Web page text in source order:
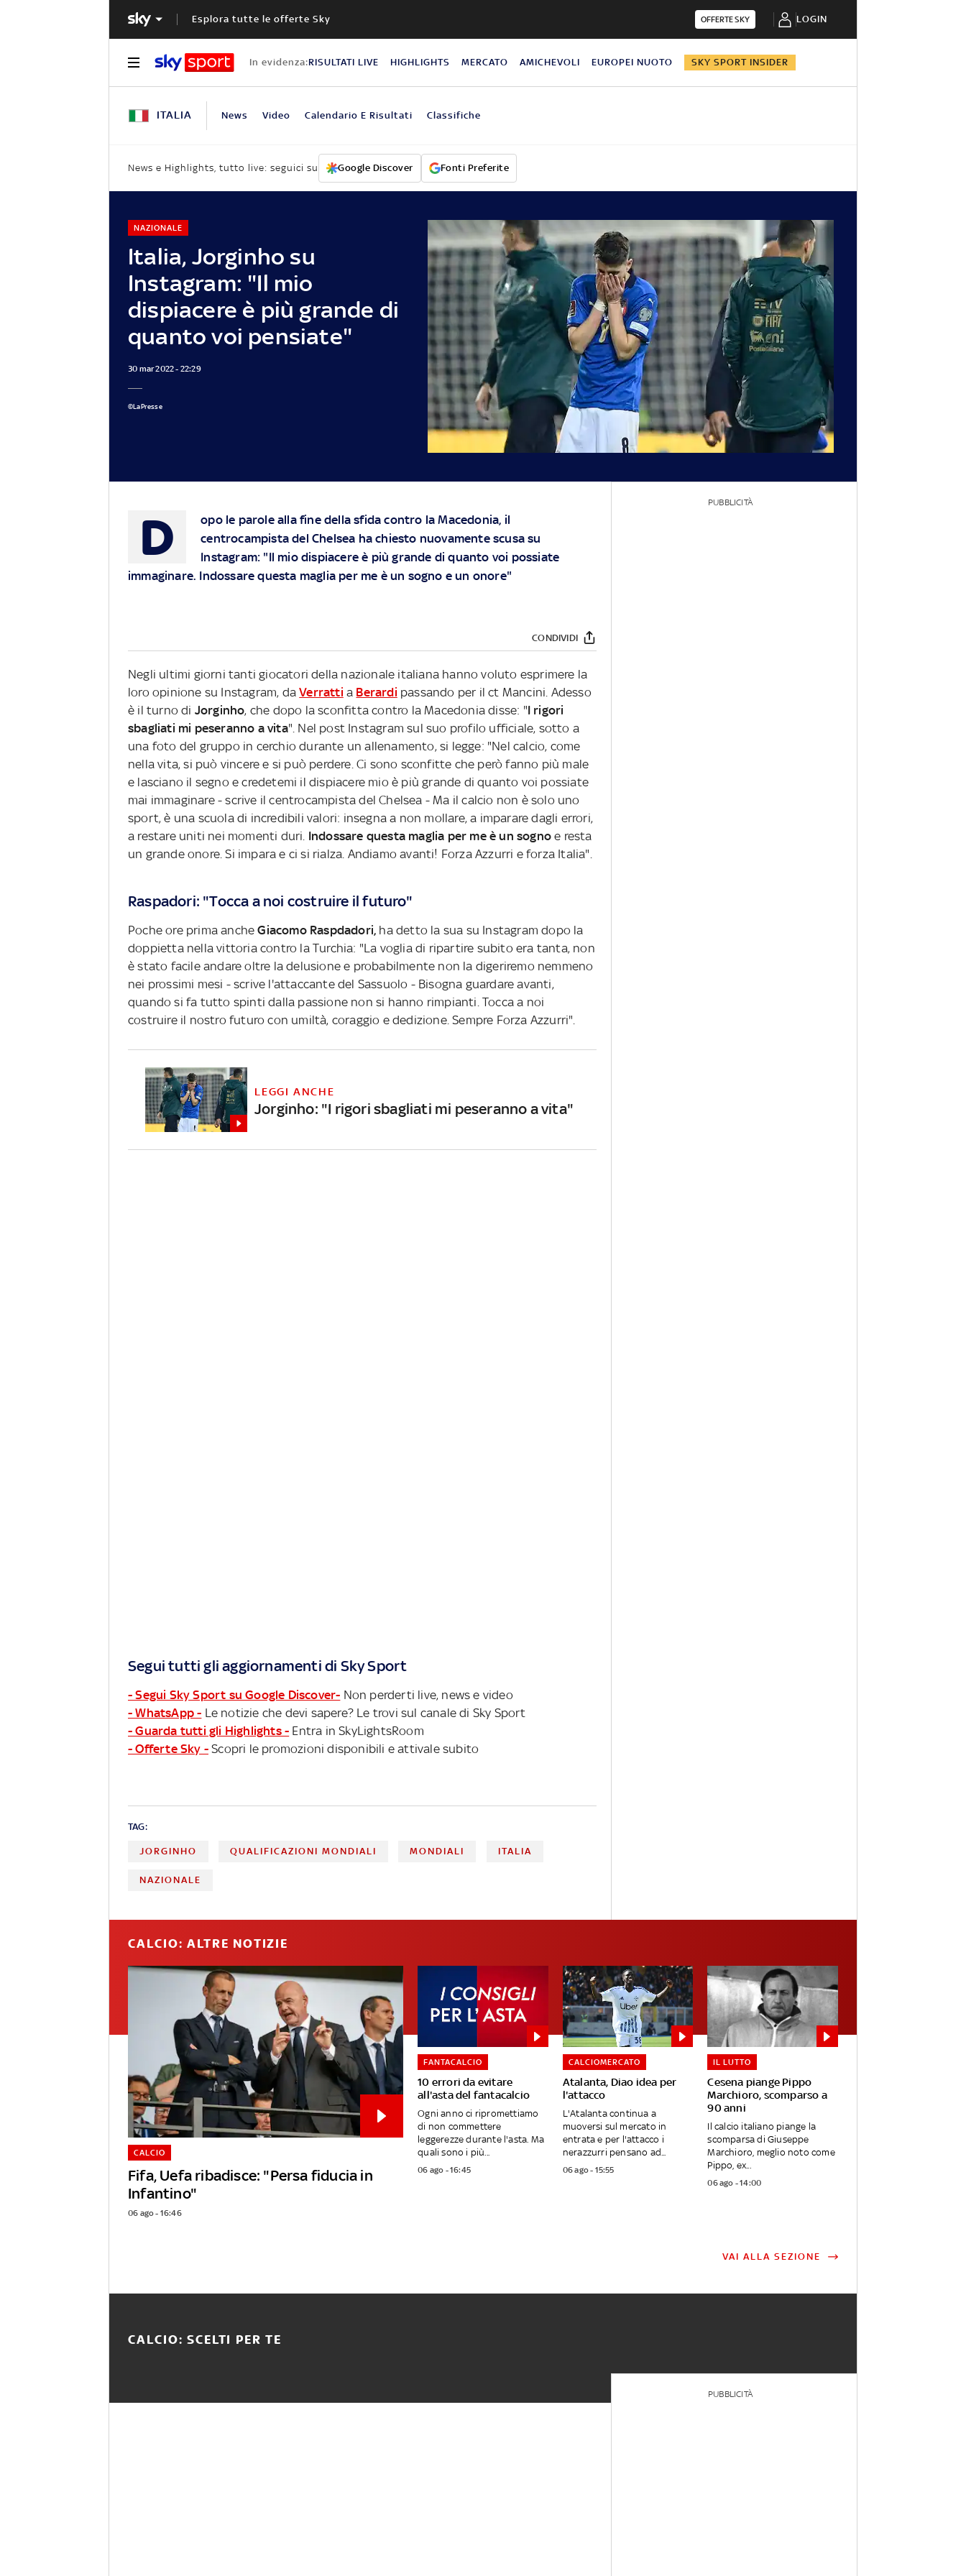
Esplora tutte le offerte Sky OFFERTE SKY LOGIN
In evidenza:RISULTATI LIVE HIGHLIGHTS MERCATO AMICHEVOLI EUROPEI NUOTO SKY SPORT INSIDER
ITALIA News Video Calendario E Risultati Classifiche
News e Highlights, tutto live: seguici su Google Discover Fonti Preferite
Italia, Jorginho su
Instagram: "Il mio
dispiacere è più grande di
quanto voi pensiate"
NAZIONALE
30 mar 2022 - 22:29
©LaPresse
D
opo le parole alla fine della sfida contro la Macedonia, il
centrocampista del Chelsea ha chiesto nuovamente scusa su
Instagram: "Il mio dispiacere è più grande di quanto voi possiate
immaginare. Indossare questa maglia per me è un sogno e un onore"
CONDIVIDI
Negli ultimi giorni tanti giocatori della nazionale italiana hanno voluto esprimere la
loro opinione su Instagram, daVerratti a Berardi passando per il ct Mancini. Adesso
è il turno di Jorginho, che dopo la sconfitta contro la Macedonia disse: "I rigori
sbagliati mi peseranno a vita". Nel post Instagram sul suo profilo ufficiale, sotto a
una foto del gruppo in cerchio durante un allenamento, si legge: "Nel calcio, come
nella vita, si può vincere e si può perdere. Ci sono sconfitte che però fanno più male
e lasciano il segno e credetemi il dispiacere mio è più grande di quanto voi possiate
mai immaginare - scrive il centrocampista del Chelsea - Ma il calcio non è solo uno
sport, è una scuola di incredibili valori: insegna a non mollare, a imparare dagli errori,
a restare uniti nei momenti duri. Indossare questa maglia per me è un sogno e resta
un grande onore. Si impara e ci si rialza. Andiamo avanti! Forza Azzurri e forza Italia".
Raspadori: "Tocca a noi costruire il futuro"
Poche ore prima ancheGiacomo Raspdadori, ha detto la sua su Instagram dopo la
doppietta nella vittoria contro la Turchia: "La voglia di ripartire subito era tanta, non
è stato facile andare oltre la delusione e probabilmente non la digeriremo nemmeno
nei prossimi mesi - scrive l'attaccante del Sassuolo - Bisogna guardare avanti,
quando si fa tutto spinti dalla passione non si hanno rimpianti. Tocca a noi
costruire il nostro futuro con umiltà, coraggio e dedizione. Sempre Forza Azzurri".
LEGGI ANCHE
Jorginho: "I rigori sbagliati mi peseranno a vita"
Segui tutti gli aggiornamenti di Sky Sport
- Segui Sky Sport su Google Discover- Non perderti live, news e video
- WhatsApp - Le notizie che devi sapere? Le trovi sul canale di Sky Sport
- Guarda tutti gli Highlights - Entra in SkyLightsRoom
- Offerte Sky - Scopri le promozioni disponibili e attivale subito
TAG:
JORGINHO QUALIFICAZIONI MONDIALI MONDIALI ITALIA
NAZIONALE
PUBBLICITÀ
CALCIO: ALTRE NOTIZIE
Fifa, Uefa ribadisce: "Persa fiducia in
Infantino"
CALCIO
06 ago - 16:46
10 errori da evitare
all'asta del fantacalcio
FANTACALCIO
Ogni anno ci ripromettiamo
di non commettere
leggerezze durante l'asta. Ma
quali sono i più...
06 ago - 16:45
Atalanta, Diao idea per
l'attacco
CALCIOMERCATO
L'Atalanta continua a
muoversi sul mercato in
entrata e per l'attacco i
nerazzurri pensano ad...
06 ago - 15:55
Cesena piange Pippo
Marchioro, scomparso a
90 anni
IL LUTTO
Il calcio italiano piange la
scomparsa di Giuseppe
Marchioro, meglio noto come
Pippo, ex...
06 ago - 14:00
VAI ALLA SEZIONE
CALCIO: SCELTI PER TE
PUBBLICITÀ